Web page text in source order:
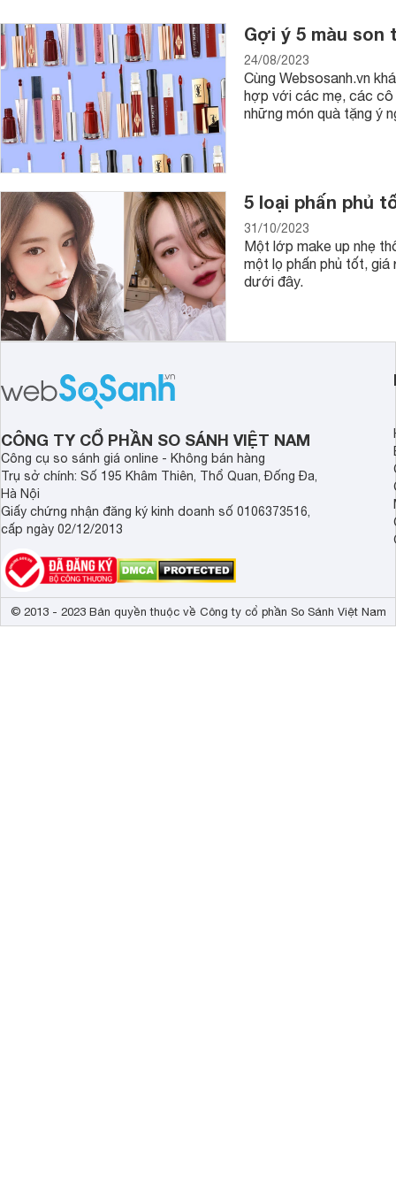
Đánh phấn tạo khối cần đánh vào những vùng nhận ánh
những đường nhẹ nhàng lên phía trên đỉnh đầu, phần
Quá trình tán phấn cần tán đúng cách, đảm bảo không quá
Một vài lời khuyên cho bạn khi đánh phấn khổi đó là nên
gương mặt.
Không nên chấm quá nhiều phấn lên đầu cọ cùng một lúc.
Gợi ý 5 màu son
24/08/2023
Cùng Websosanh.vn
hợp với các mẹ, các cô
những món quà tặng ý
5 loại phấn phủ
31/10/2023
Một lớp make up nhẹ
một lọ phấn phủ tốt,
dưới đây.
CÔNG TY CỔ PHẦN SO SÁNH VIỆT NAM
Công cụ so sánh giá online - Không bán hàng
Trụ sở chính: Số 195 Khâm Thiên, Thổ Quan, Đống Đa,
Hà Nội
Giấy chứng nhận đăng ký kinh doanh số 0106373516,
cấp ngày 02/12/2013
© 2013 - 2023 Bản quyền thuộc về Công ty cổ phần So Sánh Việt Nam